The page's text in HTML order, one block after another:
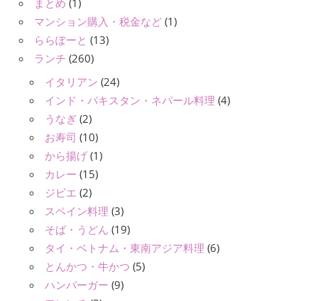
マンション購入・税金など (1)
ららぽーと (13)
ランチ (260)
イタリアン (24)
インド・パキスタン・ネパール料理 (4)
うなぎ (2)
お寿司 (10)
から揚げ (1)
カレー (15)
ジビエ (2)
スペイン料理 (3)
そば・うどん (19)
タイ・ベトナム・東南アジア料理 (6)
とんかつ・牛かつ (5)
ハンバーガー (9)